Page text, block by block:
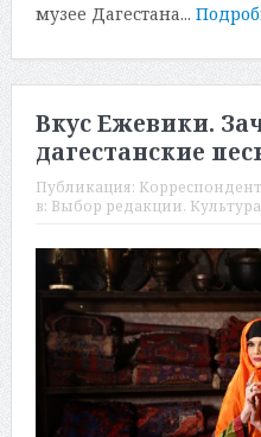
музее Дагестана...
Вкус Ежевики.
дагестанские
Публикация: Корреспондент
в: Выбор редакции, Культура